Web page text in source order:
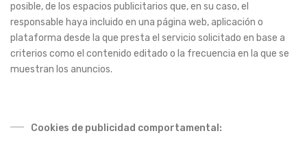
posible, de los espacios publicitarios que, en su caso, el
responsable haya incluido en una página web, aplicación o
plataforma desde la que presta el servicio solicitado en base a
criterios como el contenido editado o la frecuencia en la que se
muestran los anuncios.
Cookies de publicidad comportamental: